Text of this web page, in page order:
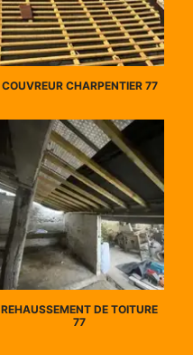
COUVREUR CHARPENTIER 77
REHAUSSEMENT DE TOITURE
77